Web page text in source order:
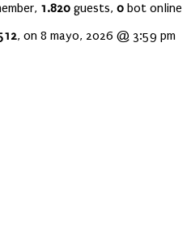
1.820 guests, 0 bot online
, on 8 mayo, 2026 @ 3:59 pm